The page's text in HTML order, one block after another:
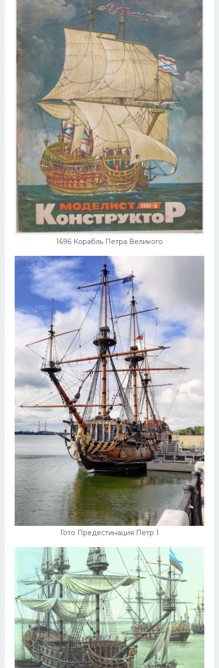
1696 Корабль Петра Великого
Гото Предестинация Петр 1
Хавал
Кавасаки
Инфинити
ЛУАЗ
Фиат
Ситроен
Субару
Опель
Подводные лодки
Митсубиси
Киа
Танки
Крайслер
Порше
Корабли
Комплектующие
Тойота
Лодки
Шкода
Вертолеты
Мазда
Самокаты
Велосипеды
Рено
Прогулочные суда
Хендай
Лимузины
Камаз
Автобусы
Грузовики
Шевроле
УАЗ
Кадиллак
Автокемпер
Феррари
Поезда